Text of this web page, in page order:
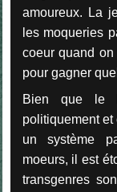
amoureux. La
les moqueries
coeur quand
pour gagner
Bien que le
politiquement
un système
moeurs, il est
transgenres